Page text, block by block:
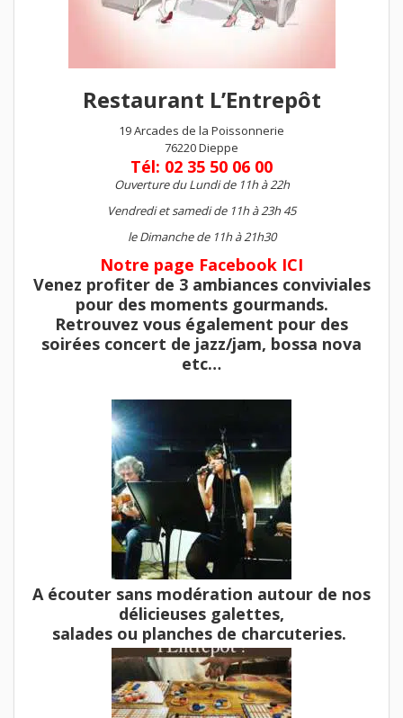
Restaurant L’Entrepôt
19 Arcades de la Poissonnerie
76220 Dieppe
Tél: 02 35 50 06 00
Ouverture du Lundi de 11h à 22h
Vendredi et samedi de 11h à 23h 45
le Dimanche de 11h à 21h30
Notre page Facebook ICI
Venez profiter de 3 ambiances conviviales
pour des moments gourmands.
Retrouvez vous également pour des
soirées concert de jazz/jam, bossa nova
etc…
A écouter sans modération autour de nos
délicieuses galettes,
salades ou planches de charcuteries.